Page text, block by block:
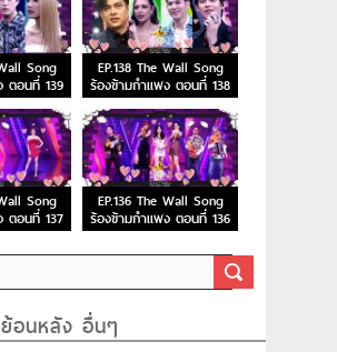
Song
ตอนที่ 139
EP.138 The Wall Song
ร้องข้ามกำแพง ตอนที่ 138
Song
ตอนที่ 137
EP.136 The Wall Song
ร้องข้ามกำแพง ตอนที่ 136
อนหลัง อื่นๆ